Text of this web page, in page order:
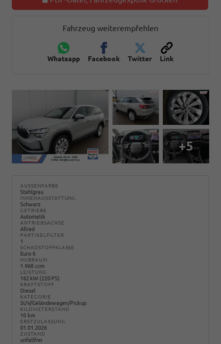
Fahrzeug weiterempfehlen
Whatsapp Facebook Twitter Link
+5
AUSSENFARBE
Stahlgrau
INNENAUSSTATTUNG
Schwarz
GETRIEBE
Automatik
ANTRIEBSACHSE
Allrad
PARTIKELFILTER
1
SCHADSTOFFKLASSE
Euro 6
HUBRAUM
1.968 ccm
LEISTUNG
162 kW (220 PS)
KRAFTSTOFF
Diesel
KATEGORIE
SUV/Geländewagen/Pickup
KILOMETERSTAND
10 km
ERSTZULASSUNG
01.01.2026
ZUSTAND
unfallfrei